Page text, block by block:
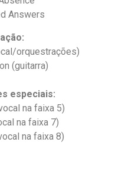
Answers
orquestrações)
(guitarra)
especiais:
na faixa 5)
na faixa 7)
na faixa 8)